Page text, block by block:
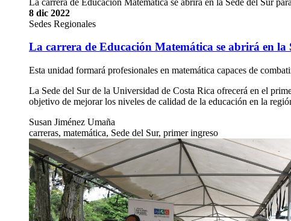
8 dic 2022
Sedes Regionales
La carrera de Educación Matemática se abrirá en la
Esta unidad formará profesionales en matemática capaces de
La Sede del Sur de la Universidad de Costa Rica ofrecerá en el
objetivo de mejorar los niveles de calidad de la educación en la
Susan Jiménez Umaña
carreras, matemática, Sede del Sur, primer ingreso